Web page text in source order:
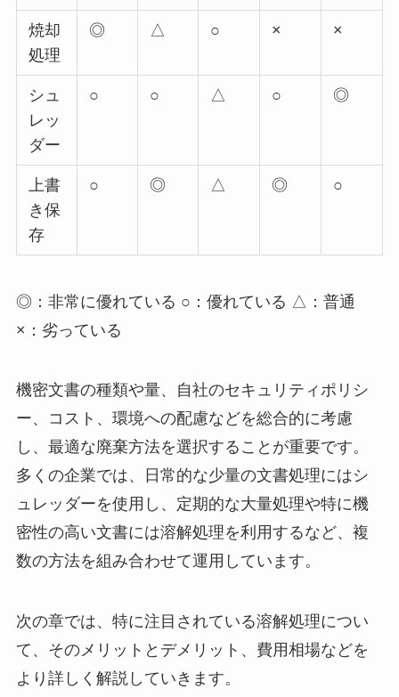
焼却
処理
◎ △ ○ × ×
シュ
レッ
ダー
○ ○ △ ○ ◎
上書
き保
存
○ ◎ △ ◎ ○
◎：非常に優れている ○：優れている △：普通
×：劣っている
機密文書の種類や量、自社のセキュリティポリシ
ー、コスト、環境への配慮などを総合的に考慮
し、最適な廃棄方法を選択することが重要です。
多くの企業では、日常的な少量の文書処理にはシ
ュレッダーを使用し、定期的な大量処理や特に機
密性の高い文書には溶解処理を利用するなど、複
数の方法を組み合わせて運用しています。
次の章では、特に注目されている溶解処理につい
て、そのメリットとデメリット、費用相場などを
より詳しく解説していきます。